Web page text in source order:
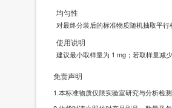
均匀性
对最终分装后的标准物质随机抽取平
使用说明
建议最小取样量为 1 mg；若取样量减
免责声明
1.本标准物质仅限实验室研究与分析检